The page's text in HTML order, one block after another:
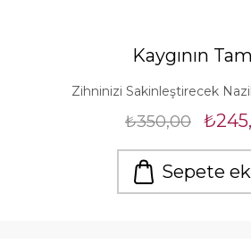
Kaygının
Zihninizi Sakinleştirecek
₺350,00
Sepete